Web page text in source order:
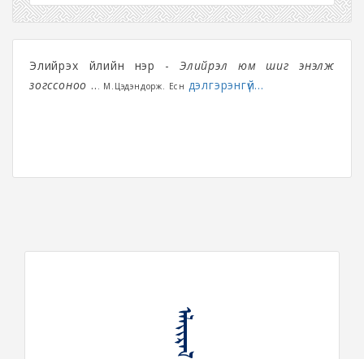
Элийрэх үйлийн нэр -
Элийрэл юм шиг энэлж
зогссоноо .. . М.Цэдэндорж. Есөн дэлгэрэнгүй...
ᠡᠯᠡᠶᠢᠷᠡᠯ